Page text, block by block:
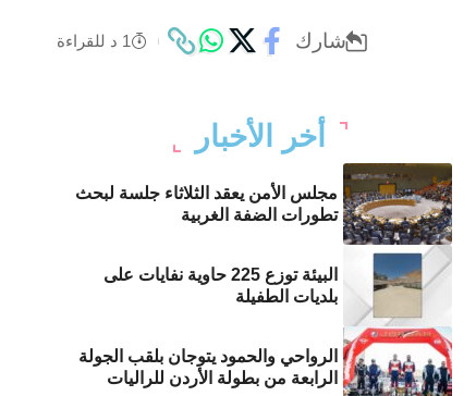
شارك 1 د للقراءة
أخر الأخبار
مجلس الأمن يعقد الثلاثاء جلسة لبحث
تطورات الضفة الغربية
البيئة توزع 225 حاوية نفايات على
بلديات الطفيلة
الرواحي والحمود يتوجان بلقب الجولة
الرابعة من بطولة الأردن للراليات